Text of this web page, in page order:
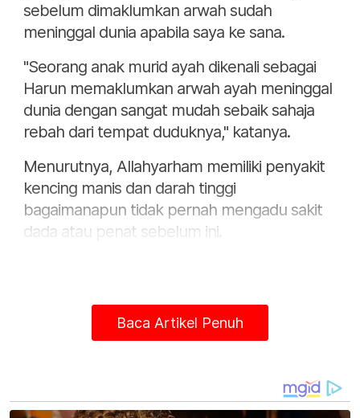
sebelum dimaklumkan arwah sudah
meninggal dunia apabila saya ke sana.
"Seorang anak murid ayah dikenali sebagai
Harun memaklumkan arwah ayah meninggal
dunia dengan sangat mudah sebaik sahaja
rebah dari tempat duduknya," katanya.
Menurutnya, Allahyarham memiliki penyakit
kencing manis dan darah tinggi
bagaimanapun tidak pernah mengadu sakit
dada atau penat sebelum ini.
Baca Artikel Penuh